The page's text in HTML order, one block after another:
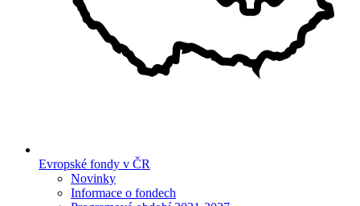
Evropské fondy v ČR
Novinky
Informace o fondech